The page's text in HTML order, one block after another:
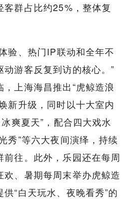
群占比约25%，整体复
验、热门IP联动和全年不
游客反复到访的核心。”
上海海昌推出“虎鲸造浪
新升级，同时以十大室内
爽夏天”，配合四大戏水
秀”等六大夜间演绎，持续
往。此外，乐园还在每周
、暑期每周末举办虎鲸造
“白天玩水、夜晚看秀”的